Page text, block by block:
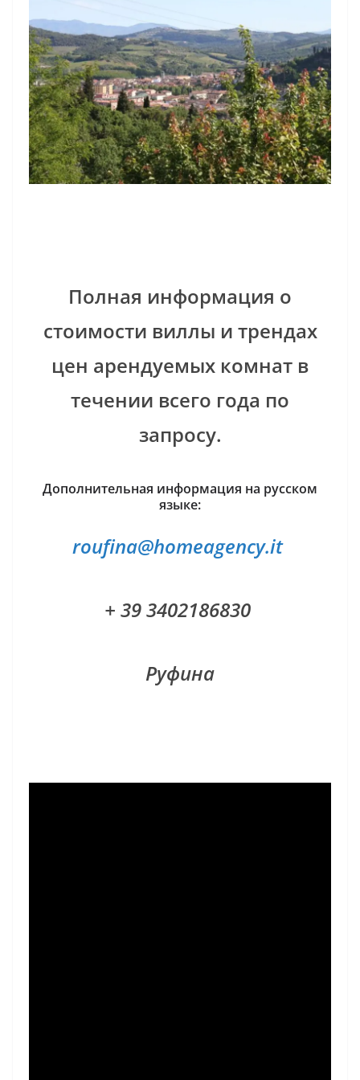
Полная информация о
стоимости виллы и трендах
цен арендуемых комнат в
течении всего года по
запросу.
Дополнительная информация на русском
языке:
roufina@homeagency.it
+ 39 3402186830
Руфина